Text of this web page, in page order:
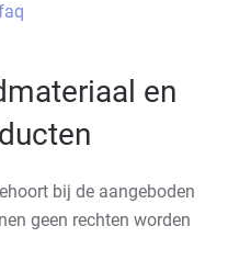
en
bij de aangeboden
geen rechten worden